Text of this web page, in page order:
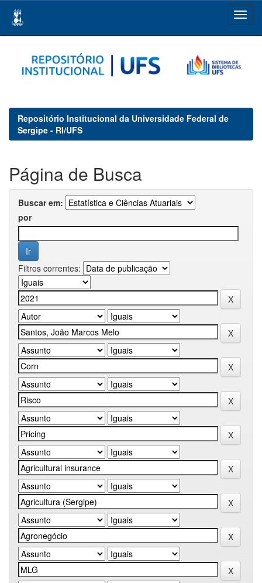
navigation
Repositório Institucional da Universidade Federal de
Sergipe - RI/UFS
Página de Busca
Buscar em:
por
Filtros correntes: